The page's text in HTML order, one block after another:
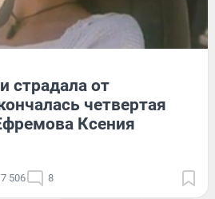
страдала от
четвертая
Ксения
7 506 8